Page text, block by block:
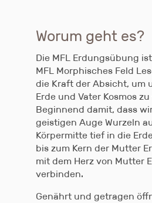
Worum geht es?
Die MFL Erdungsübung
MFL Morphisches Feld
die Kraft der Absicht, um
Erde und Vater Kosmos
Beginnend damit, dass
geistigen Auge Wurzeln
Körpermitte tief in die
bis zum Kern der Mutter
mit dem Herz von Mutter
verbinden.
Genährt und getragen